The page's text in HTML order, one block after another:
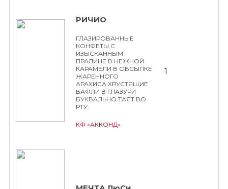
РИЧИО
ГЛАЗИРОВАННЫЕ
КОНФЕТЫ С
ИЗЫСКАННЫМ
ПРАЛИНЕ В НЕЖНОЙ
КАРАМЕЛИ В ОБСЫПКЕ
ЖАРЕННОГО
АРАХИСА.ХРУСТЯЩИЕ
ВАФЛИ В ГЛАЗУРИ
БУКВАЛЬНО ТАЯТ ВО
РТУ.
КФ «АККОНД»
1